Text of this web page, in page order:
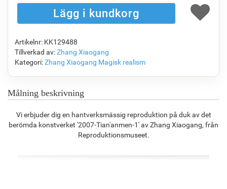
F7034-296
1 361.49
F6731-224
1 361.49 kr 1 361.49
1 262.78kr 980.78kr 1 414.04kr 1 272.87kr
Artikelnr: KK129488
Tillverkad av:Zhang Xiaogang
Kategori:Zhang Xiaogang Magisk realism
Målning beskrivning
Vi erbjuder dig en hantverksmässig reproduktion på duk av det
berömda konstverket '2007-Tian'anmen-1' av Zhang Xiaogang, från
Reproduktionsmuseet.